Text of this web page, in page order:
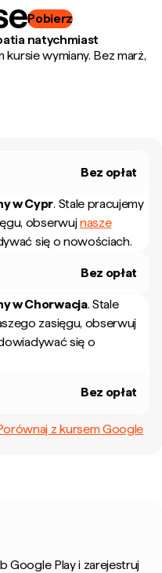
Pobierz
natychmiast
kursie wymiany. Bez marż,
Bez opłat
wCypr. Stale pracujemy
obserwujnasze
się o nowościach.
Bez opłat
wChorwacja. Stale
zasięgu, obserwuj
się o
Bez opłat
z kursem Google
Google Play i zarejestruj